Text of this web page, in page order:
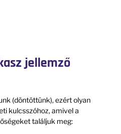
jellemző
(döntöttünk), ezért olyan
kulcsszóhoz, amivel a
találjuk meg: